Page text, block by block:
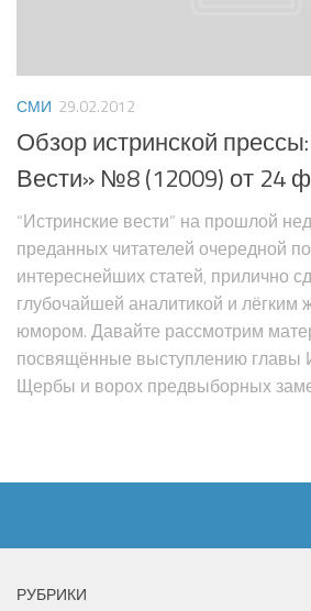
СМИ 29.02.2012
Обзор истринской
Вести» №8 (12009) от 24
“Истринские вести” на прошлой
преданных читателей очередной
интереснейших статей, прилично
глубочайшей аналитикой и лёгким
юмором. Давайте рассмотрим
посвящённые выступлению главы
Щербы и ворох предвыборных
РУБРИКИ